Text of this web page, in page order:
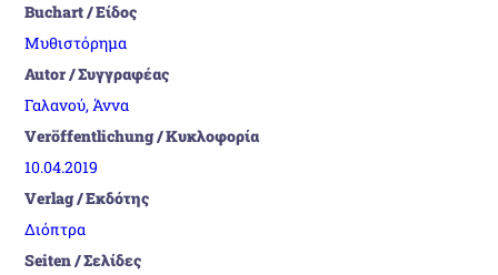
Buchart / Είδος
Μυθιστόρημα
Autor / Συγγραφέας
Γαλανού, Άννα
Veröffentlichung / Κυκλοφορία
10.04.2019
Verlag / Εκδότης
Διόπτρα
Seiten / Σελίδες